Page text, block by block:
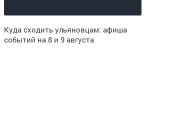
Куда сходить ульяновцам: афиша
событий на 8 и 9 августа